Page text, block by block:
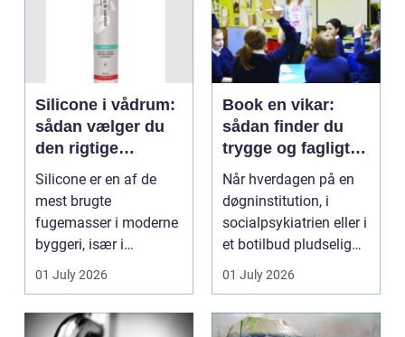
Silicone i vådrum:
sådan vælger du
den rigtige
fugemasse
Silicone er en af de
mest brugte
fugemasser i moderne
byggeri, især i
badeværelser,
køkkener og andr...
01 July 2026
Book en vikar:
sådan finder du
trygge og fagligt
stærke løsninger
Når hverdagen på en
døgninstitution, i
socialpsykiatrien eller i
et botilbud pludselig
ændrer sig, k...
01 July 2026